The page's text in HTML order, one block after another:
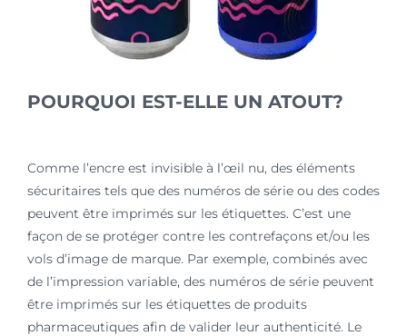
POURQUOI EST-ELLE UN ATOUT?
Comme l’encre est invisible à l’œil nu, des éléments
sécuritaires tels que des numéros de série ou des codes
peuvent être imprimés sur les étiquettes. C’est une
façon de se protéger contre les contrefaçons et/ou les
vols d’image de marque. Par exemple, combinés avec
de l’impression variable, des numéros de série peuvent
être imprimés sur les étiquettes de produits
pharmaceutiques afin de valider leur authenticité. Le